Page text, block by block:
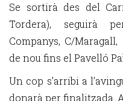
Se sortirà des del
Tordera), seguirà
Companys, C/
de nou fins el Pavelló
Un cop s’arribi a
donarà per finalitzada.